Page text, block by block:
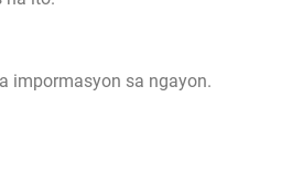
impormasyon sa ngayon.